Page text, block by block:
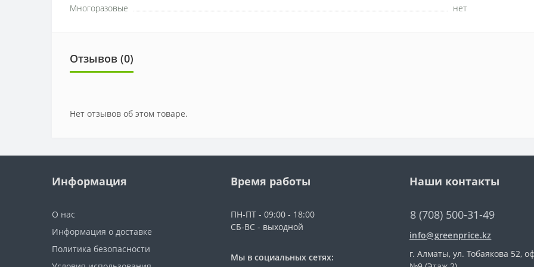
Многоразовые
нет
Отзывов (0)
Нет отзывов об этом товаре.
Информация
О нас
Информация о доставке
Политика безопасности
Время работы
ПН-ПТ - 09:00 - 18:00
СБ-ВС - выходной
Мы в социальных сетях:
Наши контакты
8 (708) 500-31-49
info@greenprice.kz
г. Алматы, ул. Тобаякова 52,